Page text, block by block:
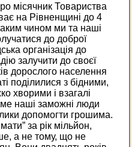
місячник Товариства
на Рівненщині до 4
чином ми та наші
до доброї
організація до
залучити до своєї
дорослого населення
поділилися з бідними,
хворими і взагалі
наші заможні люди
допомогти грошима.
за рік мільйон,
а не тому, що не